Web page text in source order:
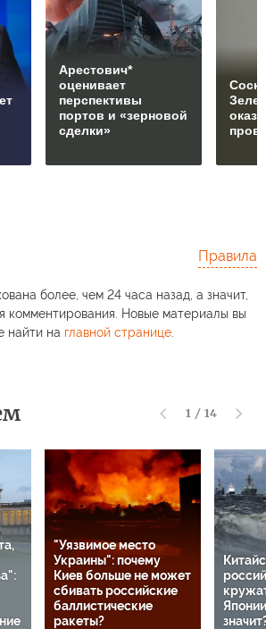
Арестович*
оценивает
перспективы
портов и «зерновой
сделки»
Правила
более, чем 24 часа назад, а значит,
комментирования. Новые материалы вы
найти на главной странице.
1 / 14
"Уязвимое место
Украины": почему
Киев больше не может
сбивать российские
баллистические
ракеты?